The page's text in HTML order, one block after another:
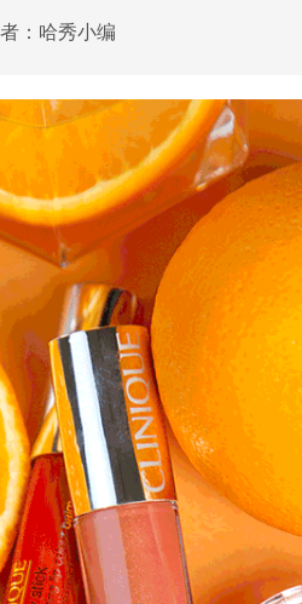
：哈秀小编